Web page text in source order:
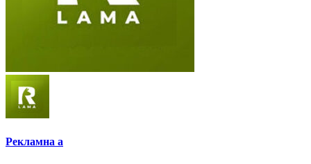
Рекламна а